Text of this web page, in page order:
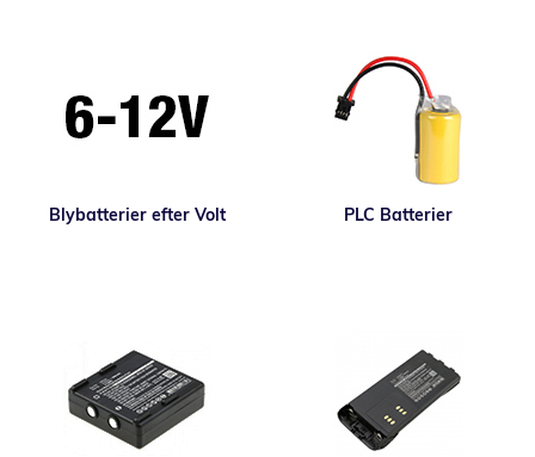
Blybatterier efter Volt PLC Batterier